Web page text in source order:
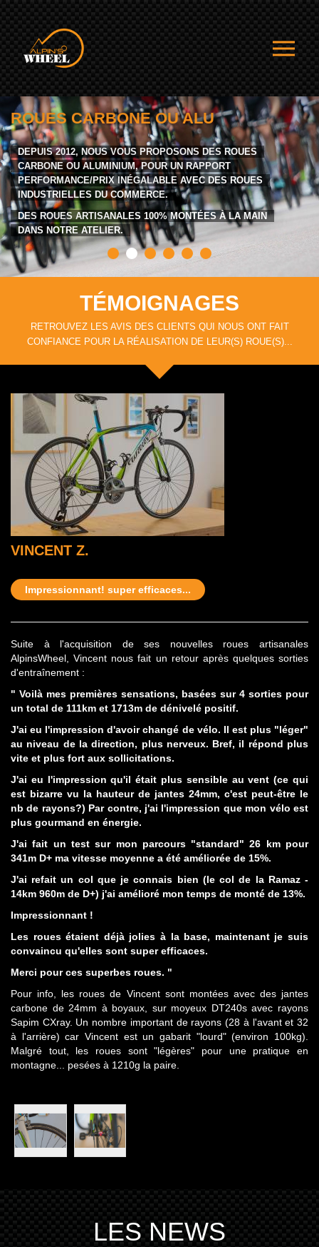
ROUES CARBONE OU ALU
DEPUIS 2012, NOUS VOUS PROPOSONS DES ROUES
CARBONE OU ALUMINIUM, POUR UN RAPPORT
PERFORMANCE/PRIX INÉGALABLE AVEC DES ROUES
INDUSTRIELLES DU COMMERCE.
DES ROUES ARTISANALES 100% MONTÉES À LA MAIN
DANS NOTRE ATELIER.
TÉMOIGNAGES
RETROUVEZ LES AVIS DES CLIENTS QUI NOUS ONT FAIT
CONFIANCE POUR LA RÉALISATION DE LEUR(S) ROUE(S)...
VINCENT Z.
Impressionnant! super efficaces...
Suite à l'acquisition de ses nouvelles roues artisanales
AlpinsWheel, Vincent nous fait un retour après quelques sorties
d'entraînement :
" Voilà mes premières sensations, basées sur 4 sorties pour
un total de 111km et 1713m de dénivelé positif.
J'ai eu l'impression d'avoir changé de vélo. Il est plus "léger"
au niveau de la direction, plus nerveux. Bref, il répond plus
vite et plus fort aux sollicitations.
J'ai eu l'impression qu'il était plus sensible au vent (ce qui
est bizarre vu la hauteur de jantes 24mm, c'est peut-être le
nb de rayons?) Par contre, j'ai l'impression que mon vélo est
plus gourmand en énergie.
J'ai fait un test sur mon parcours "standard" 26 km pour
341m D+ ma vitesse moyenne a été améliorée de 15%.
J'ai refait un col que je connais bien (le col de la Ramaz -
14km 960m de D+) j'ai amélioré mon temps de monté de 13%.
Impressionnant !
Les roues étaient déjà jolies à la base, maintenant je suis
convaincu qu'elles sont super efficaces.
Merci pour ces superbes roues. "
Pour info, les roues de Vincent sont montées avec des jantes
carbone de 24mm à boyaux, sur moyeux DT240s avec rayons
Sapim CXray. Un nombre important de rayons (28 à l'avant et 32
à l'arrière) car Vincent est un gabarit "lourd" (environ 100kg).
Malgré tout, les roues sont "légères" pour une pratique en
montagne... pesées à 1210g la paire.
LES NEWS